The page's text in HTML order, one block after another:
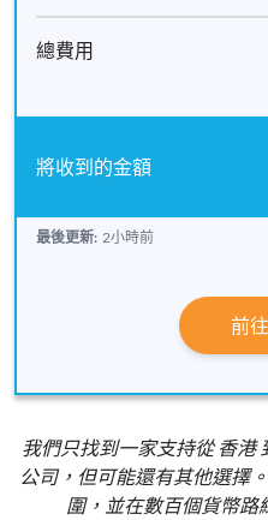
最後更新: 2小時前
前
我們只找到一家支持從 香港
公司，但可能還有其他選擇
圍，並在數百個貨幣路